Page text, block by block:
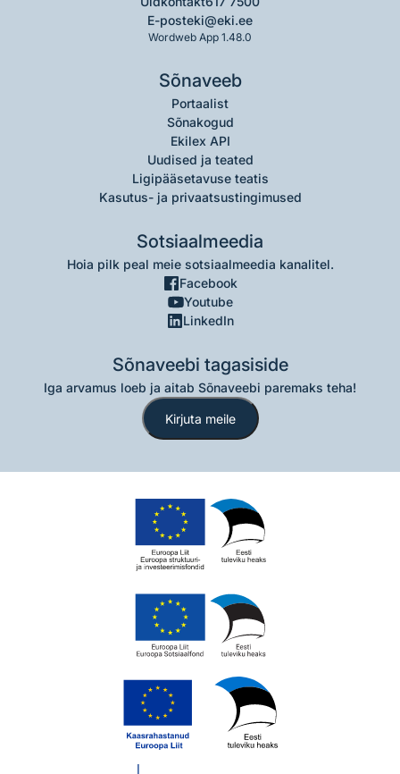
E-posteki@eki.ee
Wordweb App 1.48.0
Sõnaveeb
Portaalist
Sõnakogud
Ekilex API
Uudised ja teated
Ligipääsetavuse teatis
Kasutus- ja privaatsustingimused
Sotsiaalmeedia
Hoia pilk peal meie sotsiaalmeedia kanalitel.
Facebook
Youtube
LinkedIn
Sõnaveebi tagasiside
Iga arvamus loeb ja aitab Sõnaveebi paremaks teha!
Kirjuta meile